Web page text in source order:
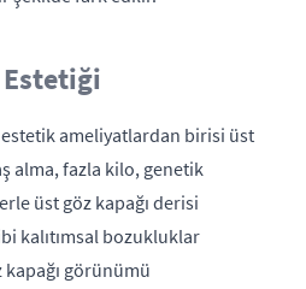
Estetiği
ameliyatlardan birisi üst
alma, fazla kilo, genetik
üst göz kapağı derisi
kalıtımsal bozukluklar
görünümü